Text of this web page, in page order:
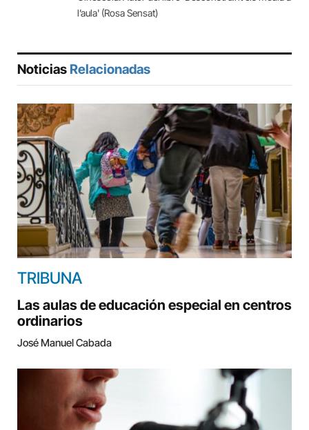
l’aula' (Rosa Sensat)
Noticias Relacionadas
TRIBUNA
Las aulas de educación especial en centros
ordinarios
José Manuel Cabada